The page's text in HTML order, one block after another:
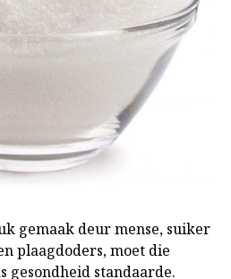
gemaak deur mense, suiker
plaagdoders, moet die
gesondheid standaarde.